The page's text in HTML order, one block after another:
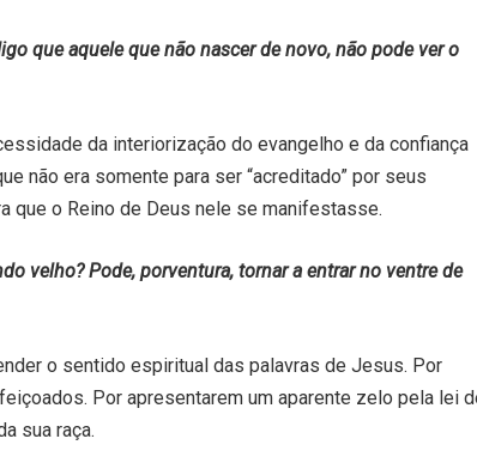
que aquele que não nascer de novo, não pode ver o
da interiorização do evangelho e da confiança
não era somente para ser “acreditado” por seus
que o Reino de Deus nele se manifestasse.
velho? Pode, porventura, tornar a entrar no ventre de
o sentido espiritual das palavras de Jesus. Por
Por apresentarem um aparente zelo pela lei
sua raça.